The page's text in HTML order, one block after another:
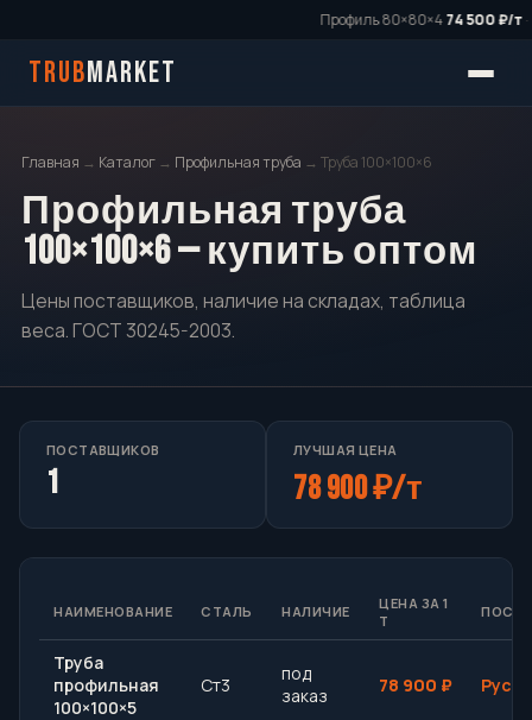
Профиль 80×80×474 500 ₽/т·
TRUBMARKET
Главная → Каталог → Профильная труба → Труба 100×100×6
Профильная труба
100×100×6 — купить оптом
Цены поставщиков, наличие на складах, таблица
веса. ГОСТ 30245-2003.
ПОСТАВЩИКОВ
1
ЛУЧШАЯ ЦЕНА
78 900 ₽/т
НАИМЕНОВАНИЕ СТАЛЬ НАЛИЧИЕ
ЦЕНА ЗА 1
Т
Труба
профильная
100×100×5
Ст3
под
заказ
78 900 ₽